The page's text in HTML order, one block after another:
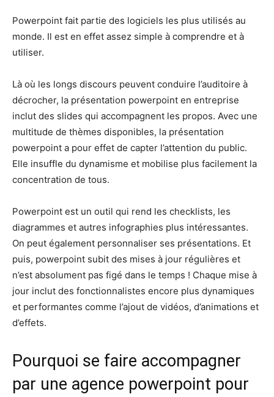
Powerpoint fait partie des logiciels les plus utilisés au
monde. Il est en effet assez simple à comprendre et à
utiliser.
Là où les longs discours peuvent conduire l’auditoire à
décrocher, la présentation powerpoint en entreprise
inclut des slides qui accompagnent les propos. Avec une
multitude de thèmes disponibles, la présentation
powerpoint a pour effet de capter l’attention du public.
Elle insuffle du dynamisme et mobilise plus facilement la
concentration de tous.
Powerpoint est un outil qui rend les checklists, les
diagrammes et autres infographies plus intéressantes.
On peut également personnaliser ses présentations. Et
puis, powerpoint subit des mises à jour régulières et
n’est absolument pas figé dans le temps ! Chaque mise à
jour inclut des fonctionnalistes encore plus dynamiques
et performantes comme l’ajout de vidéos, d’animations et
d’effets.
Pourquoi se faire accompagner
par une agence powerpoint pour